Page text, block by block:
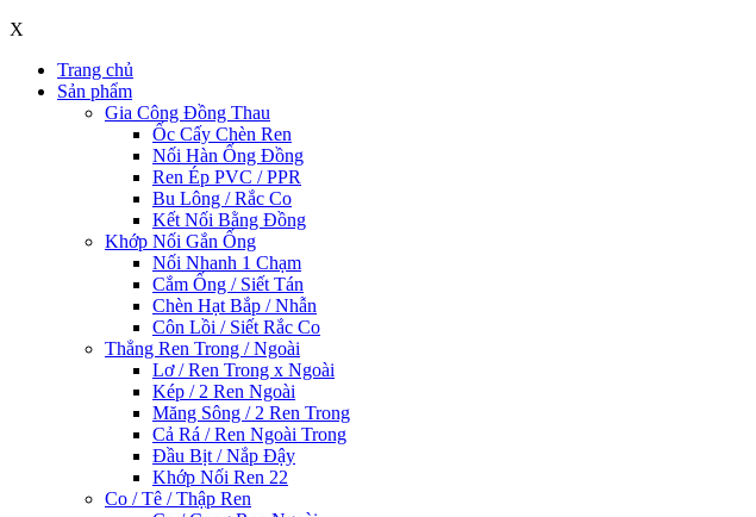
X
Trang chủ
Sản phẩm
Gia Công Đồng Thau
Ốc Cấy Chèn Ren
Nối Hàn Ống Đồng
Ren Ép PVC / PPR
Bu Lông / Rắc Co
Kết Nối Bằng Đồng
Khớp Nối Gắn Ống
Nối Nhanh 1 Chạm
Cắm Ống / Siết Tán
Chèn Hạt Bắp / Nhẫn
Côn Lồi / Siết Rắc Co
Thẳng Ren Trong / Ngoài
Lơ / Ren Trong x Ngoài
Kép / 2 Ren Ngoài
Măng Sông / 2 Ren Trong
Cả Rá / Ren Ngoài Trong
Đầu Bịt / Nắp Đậy
Khớp Nối Ren 22
Co / Tê / Thập Ren